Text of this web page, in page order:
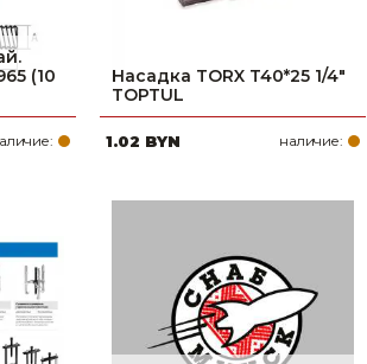
(10
Насадка TORX T40*25 1/4"
TOPTUL
1.02 BYN наличие: